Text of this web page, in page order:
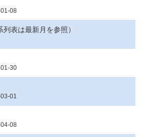
08
表は最新月を参照）
30
01
08